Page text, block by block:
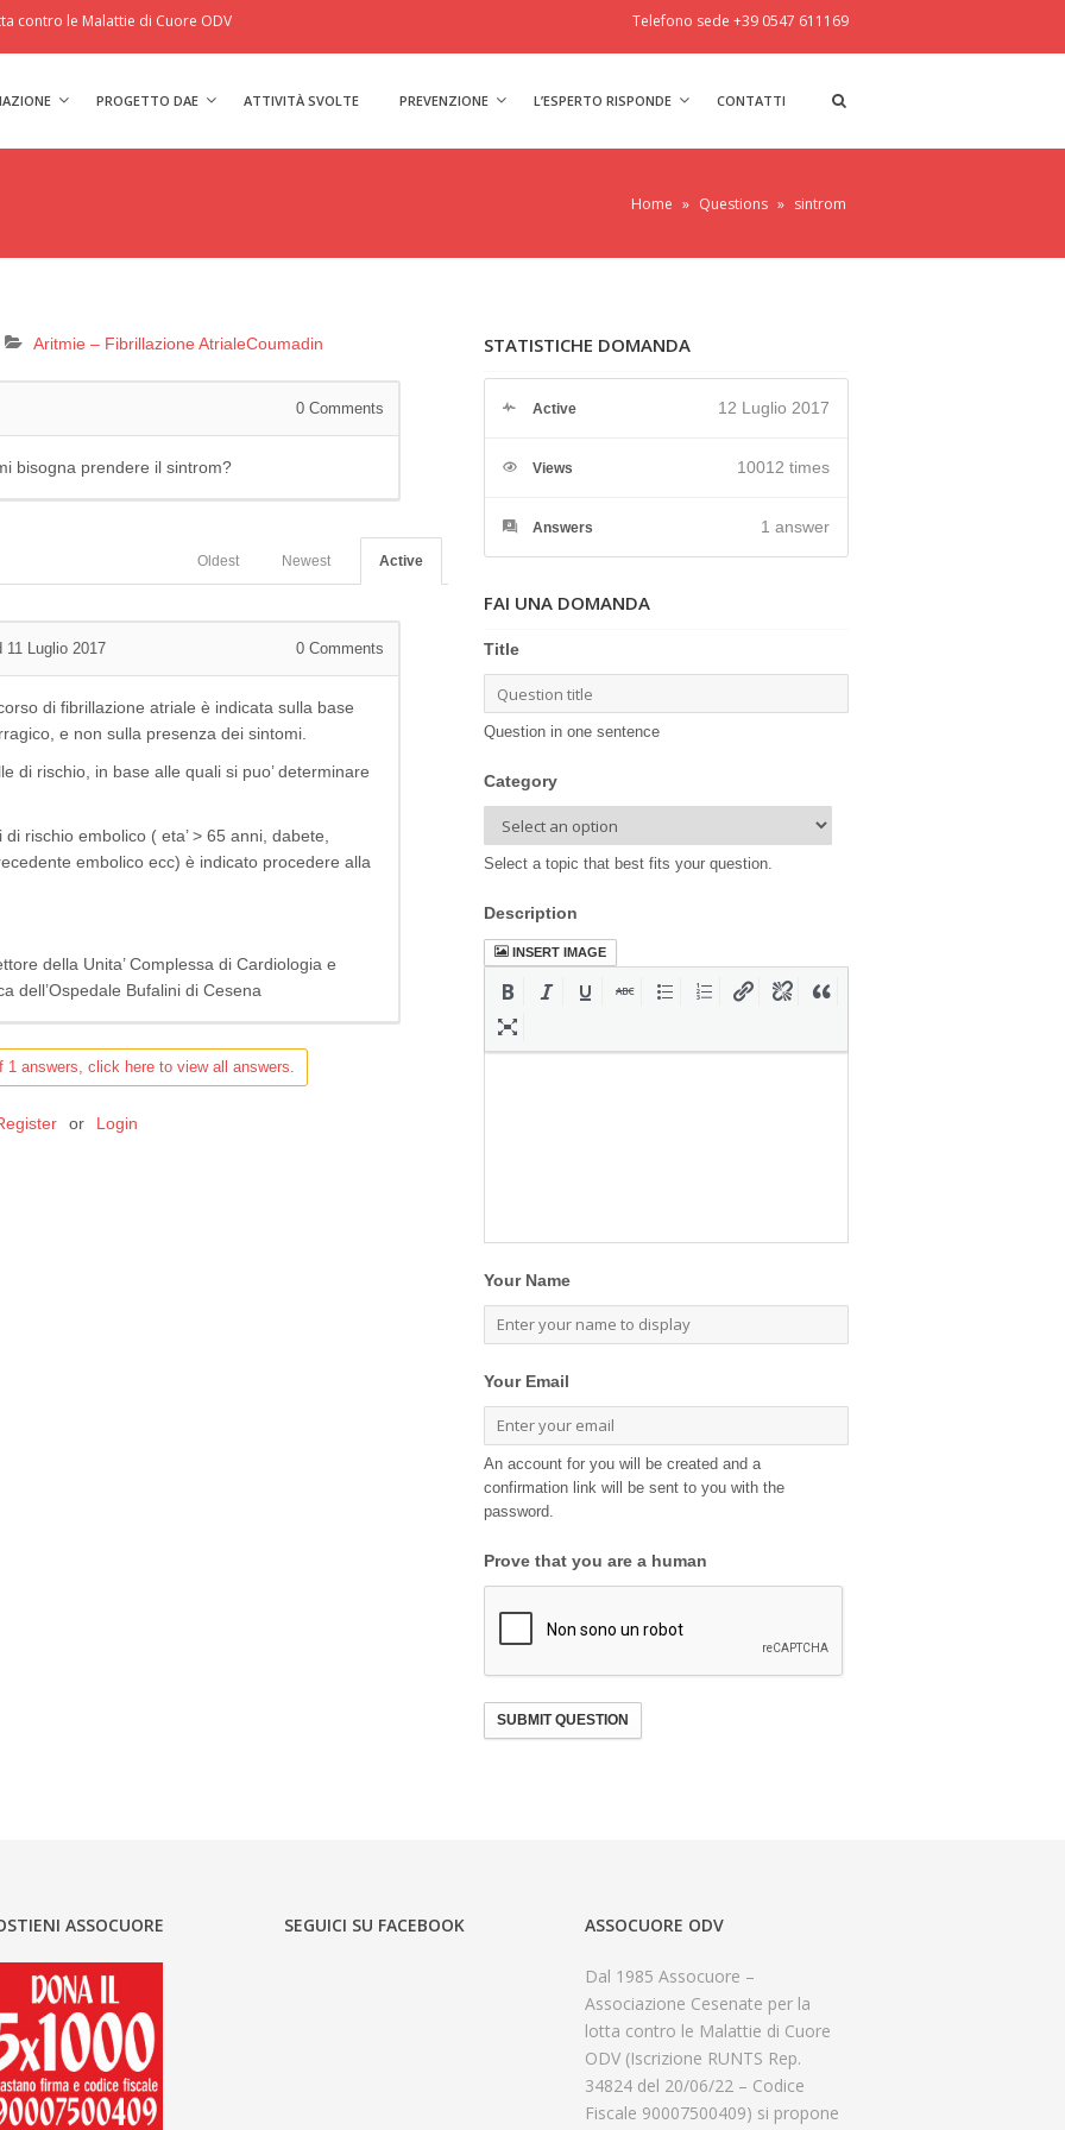
contro le Malattie di Cuore ODV Telefono sede +39 0547 611169
PROGETTO DAE ATTIVITÀ SVOLTE PREVENZIONE L’ESPERTO RISPONDE CONTATTI
Home » Questions » sintrom
Aritmie – Fibrillazione AtrialeCoumadin
0 Comments
bisogna prendere il sintrom?
Active
Newest
Oldest
11 Luglio 2017 0 Comments
di fibrillazione atriale è indicata sulla base
e non sulla presenza dei sintomi.
di rischio, in base alle quali si puo’ determinare
rischio embolico ( eta’ > 65 anni, dabete,
embolico ecc) è indicato procedere alla
della Unita’ Complessa di Cardiologia e
dell’Ospedale Bufalini di Cesena
1 answers, click here to view all answers.
or Login
STATISTICHE DOMANDA
Active 12 Luglio 2017
Views 10012 times
Answers 1 answer
FAI UNA DOMANDA
Title
Question in one sentence
Category
Select a topic that best fits your question.
Description
INSERT IMAGE
Your Name
Your Email
An account for you will be created and a
confirmation link will be sent to you with the
password.
Prove that you are a human
SUBMIT QUESTION
ASSOCUORE SEGUICI SU FACEBOOK ASSOCUORE ODV
Dal 1985 Assocuore –
Associazione Cesenate per la
lotta contro le Malattie di Cuore
ODV (Iscrizione RUNTS Rep.
34824 del 20/06/22 – Codice
Fiscale 90007500409) si propone